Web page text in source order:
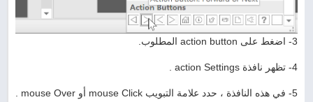
3- اضغط على action button المطلوب.
4- تظهر نافذة action Settings .
5- في هذه النافذة ، حدد علامة التبويب mouse Click أو mouse Over .